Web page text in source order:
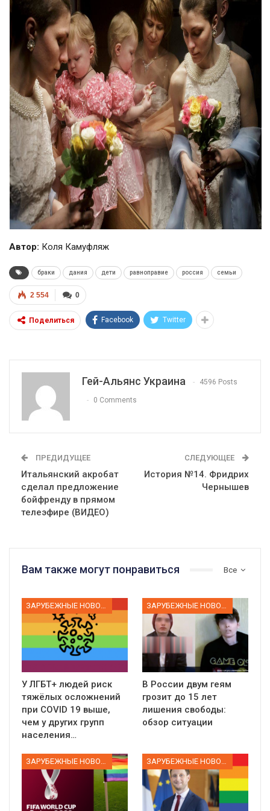
Автор: Коля Камуфляж
браки дания дети равноправие россия семьи
0
2 554
Поделиться Facebook Twitter
Гей-Альянс Украина 4596 Posts
0 Comments
ПРЕДИДУЩЕЕ
Итальянский акробат
сделал предложение
бойфренду в прямом
телеэфире (ВИДЕО)
СЛЕДУЮЩЕЕ
История №14. Фридрих
Чернышев
Все
Вам также могут понравиться
У ЛГБТ+ людей риск
тяжёлых осложнений
при COVID 19 выше,
чем у других групп
населения…
В России двум геям
грозит до 15 лет
лишения свободы:
обзор ситуации
ЗАРУБЕЖНЫЕ НОВОСТИ ЗАРУБЕЖНЫЕ НОВОСТИ